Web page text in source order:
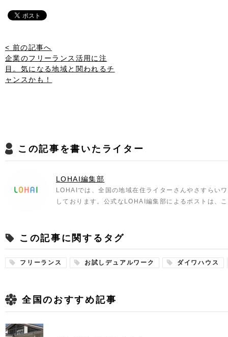
< 前の記事へ
企業のフリーランス活用に注
目。気になる地域と関われるチ
ャンスかも！
この記事を書いたライター
LOHAI編集部
LOHAIでは、全国の地域在住ライターさんやさすらい
しております。公式なLOHAI編集部によるポストは、
この記事に関するタグ
フリーランス お試しデュアルワーク ダイワハウス
全国のおすすめ記事